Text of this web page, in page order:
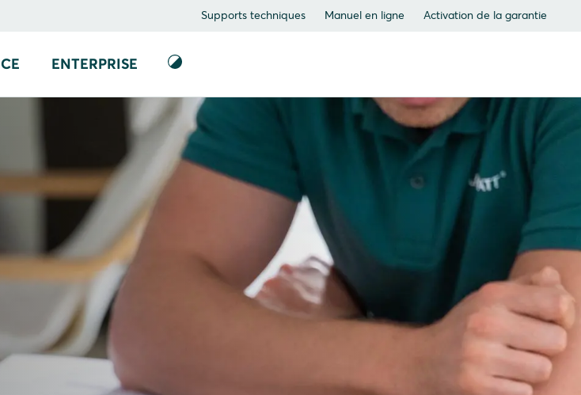
Supports techniques Manuel en ligne Activation de la garantie
ENTERPRISE